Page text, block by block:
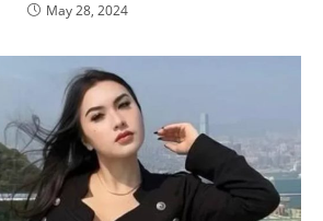
May 28, 2024